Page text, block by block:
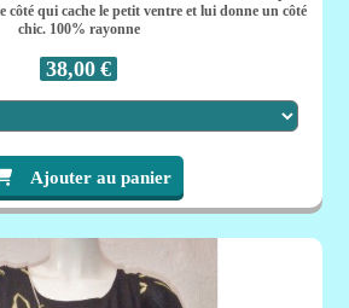
côté qui cache le petit ventre et lui donne un côté
chic. 100% rayonne
38,00 €
Ajouter au panier